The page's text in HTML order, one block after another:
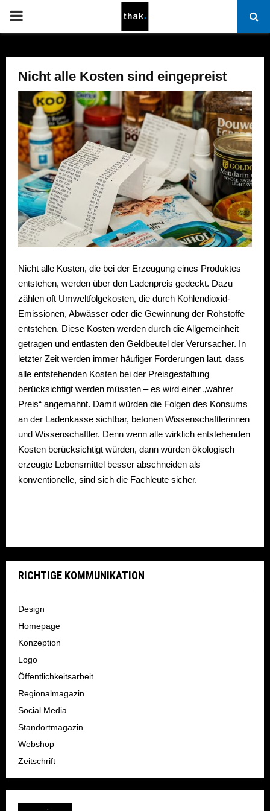
PRIMARY
Nicht alle Kosten sind eingepreist
Nicht alle Kosten, die bei der Erzeugung eines Produktes
entstehen, werden über den Ladenpreis gedeckt. Dazu
zählen oft Umweltfolgekosten, die durch Kohlendioxid-
Emissionen, Abwässer oder die Gewinnung der Rohstoffe
entstehen. Diese Kosten werden durch die Allgemeinheit
getragen und entlasten den Geldbeutel der Verursacher. In
letzter Zeit werden immer häufiger Forderungen laut, dass
alle entstehenden Kosten bei der Preisgestaltung
berücksichtigt werden müssten – es wird einer „wahrer
Preis“ angemahnt. Damit würden die Folgen des Konsums
an der Ladenkasse sichtbar, betonen Wissenschaftlerinnen
und Wissenschaftler. Denn wenn alle wirklich entstehenden
Kosten berücksichtigt würden, dann würden ökologisch
erzeugte Lebensmittel besser abschneiden als
konventionelle, sind sich die Fachleute sicher.
RICHTIGE KOMMUNIKATION
Design
Homepage
Konzeption
Logo
Öffentlichkeitsarbeit
Regionalmagazin
Social Media
Standortmagazin
Webshop
Zeitschrift